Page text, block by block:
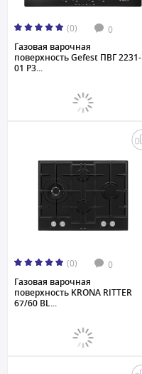
(0) 0
Газовая варочная
поверхность Gefest ПВГ 2231-
01 P3...
(0) 0
Газовая варочная
поверхность KRONA RITTER
67/60 BL...